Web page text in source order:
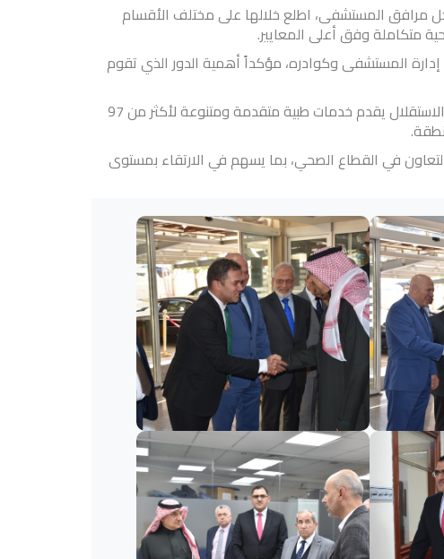
مرافق المستشفى، اطلع خلالها على مختلف الأقسام
متكاملة وفق أعلى المعايير.
إدارة المستشفى وكوادره، مؤكداً أهمية الدور الذي تقوم
وتُعد مستشفى الاستقلال استثماراً سعودياً في القطاع الصحي داخل المملكة الأردنية الهاشمية، ويذكر ان مستشفى الاستقلال يقدم خدمات طبية متقدمة ومتنوعة لأكثر من 97
في القطاع الصحي، بما يسهم في الارتقاء بمستوى